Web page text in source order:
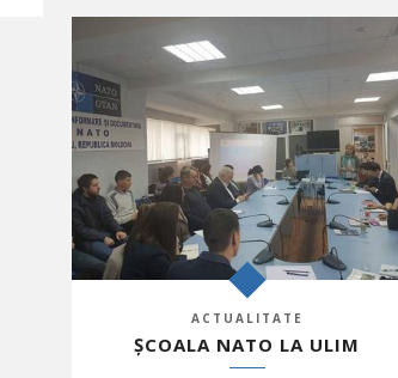
ACTUALITATE
ȘCOALA NATO LA ULIM